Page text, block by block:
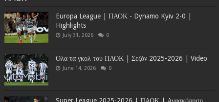
Europa League | ΠΑΟΚ - Dynamo Kyiv 2-0 |
Highlights
July 31, 2026 0
Όλα τα γκολ του ΠΑΟΚ | Σεζόν 2025-2026 | Video
June 14, 2026 0